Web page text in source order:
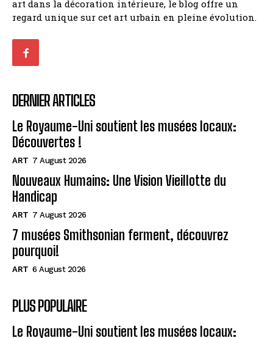
art dans la décoration intérieure, le blog offre un
regard unique sur cet art urbain en pleine évolution.
DERNIER ARTICLES
Le Royaume-Uni soutient les musées locaux:
Découvertes !
ART 7 August 2026
Nouveaux Humains: Une Vision Vieillotte du
Handicap
ART 7 August 2026
7 musées Smithsonian ferment, découvrez
pourquoi!
ART 6 August 2026
PLUS POPULAIRE
Le Royaume-Uni soutient les musées locaux: